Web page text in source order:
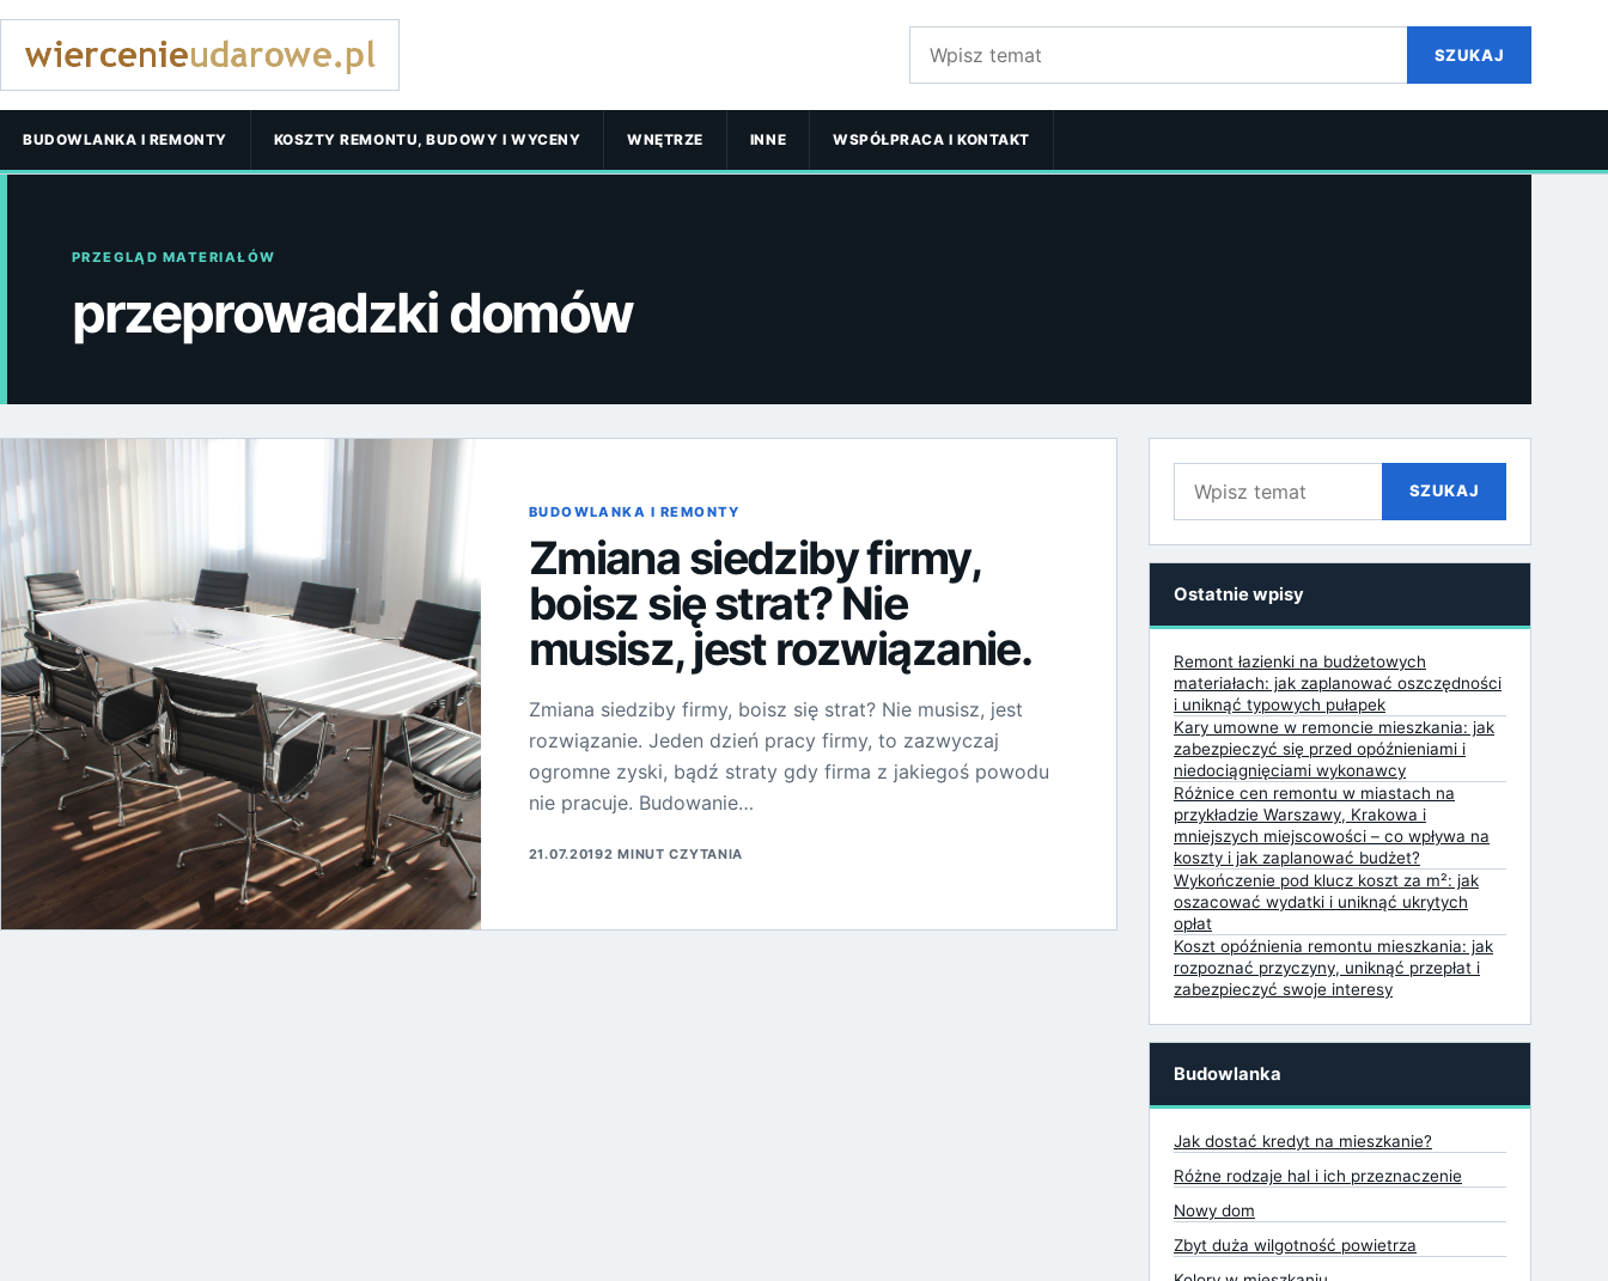
SZUKAJ
BUDOWLANKA I REMONTY KOSZTY REMONTU, BUDOWY I WYCENY WNĘTRZE INNE WSPÓŁPRACA I KONTAKT
PRZEGLĄD MATERIAŁÓW
przeprowadzki domów
BUDOWLANKA I REMONTY
Zmiana siedziby firmy,
boisz się strat? Nie
musisz, jest rozwiązanie.
Zmiana siedziby firmy, boisz się strat? Nie musisz, jest
rozwiązanie. Jeden dzień pracy firmy, to zazwyczaj
ogromne zyski, bądź straty gdy firma z jakiegoś powodu
nie pracuje. Budowanie…
21.07.20192 MINUT CZYTANIA
SZUKAJ
Ostatnie wpisy
Remont łazienki na budżetowych
materiałach: jak zaplanować oszczędności
i uniknąć typowych pułapek
Kary umowne w remoncie mieszkania: jak
zabezpieczyć się przed opóźnieniami i
niedociągnięciami wykonawcy
Różnice cen remontu w miastach na
przykładzie Warszawy, Krakowa i
mniejszych miejscowości – co wpływa na
koszty i jak zaplanować budżet?
Wykończenie pod klucz koszt za m²: jak
oszacować wydatki i uniknąć ukrytych
opłat
Koszt opóźnienia remontu mieszkania: jak
rozpoznać przyczyny, uniknąć przepłat i
zabezpieczyć swoje interesy
Budowlanka
Jak dostać kredyt na mieszkanie?
Różne rodzaje hal i ich przeznaczenie
Nowy dom
Zbyt duża wilgotność powietrza